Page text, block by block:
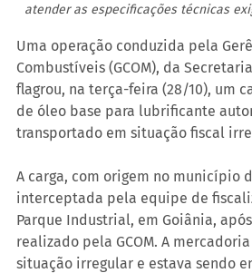
atender as especificações técnicas
Uma operação conduzida pela
Combustíveis (GCOM), da
flagrou, na terça-feira (28/10), um
de óleo base para lubrificante
transportado em situação fiscal
A carga, com origem no município
interceptada pela equipe de
Parque Industrial, em Goiânia,
realizado pela GCOM. A
situação irregular e estava sendo